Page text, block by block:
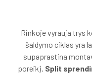
Rinkoje vyrauja trys
šaldymo ciklas yra
supaprastina
poreikį. Split